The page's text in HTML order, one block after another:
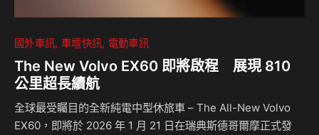
國外車訊 車壇快訊 電動車訊
The New Volvo EX60 即將啟程 展現 810
公里超長續航
全球最受矚目的全新純電中型休旅車 – The All-New Volvo
EX60，即將於 2026 年 1 月 21 日在瑞典斯德哥爾摩正式發